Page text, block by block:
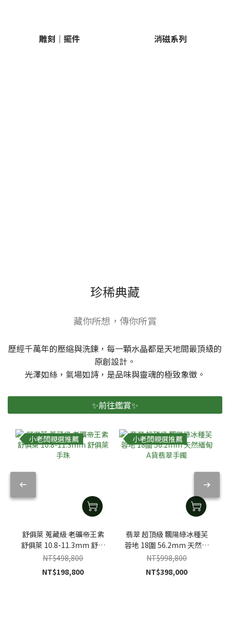
雕刻｜擺件 消磁系列
珍稀典藏
藏你所想，傳你所賞
歷經千萬年的壓縮與洗鍊，每一顆水晶都是天地間最頂級的
原創設計。
光澤如絲，氣場如詩，是品味與靈魂的極致象徵。
✨前往鑑賞✨
小老闆親選推薦
舒俱萊 蒐藏級 老礦帝王紫
舒俱萊 10.8-11.3mm 舒俱
萊手珠
NT$498,800
NT$198,800
小老闆親選推薦
翡翠 超頂級 飄陽綠冰種芙
蓉地 18圍 56.2mm 天然緬
甸A貨翡翠手鐲
NT$998,800
NT$398,000